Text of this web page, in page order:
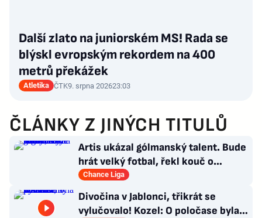
Další zlato na juniorském MS! Rada se
blýskl evropským rekordem na 400
metrů překážek
Atletika ČTK9. srpna 202623:03
ČLÁNKY Z JINÝCH TITULŮ
Artis ukázal gólmanský talent. Bude
hrát velký fotbal, řekl kouč o
Kašíkovi. Body ale má Sigma
Chance Liga
Divočina v Jablonci, třikrát se
vylučovalo! Kozel: O poločase byla v